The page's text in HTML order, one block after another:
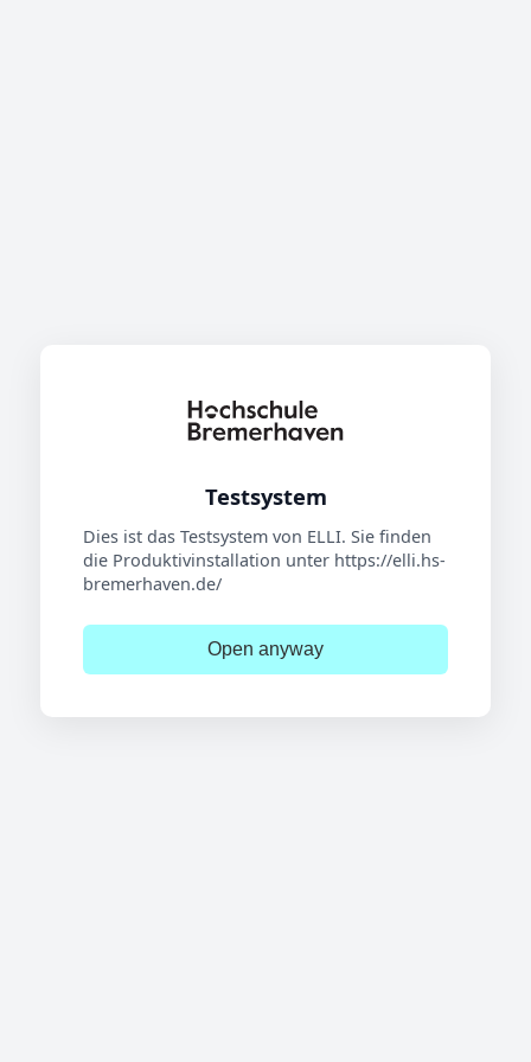
Testsystem
Dies ist das Testsystem von ELLI. Sie finden
die Produktivinstallation unter https://elli.hs-
bremerhaven.de/
Open anyway